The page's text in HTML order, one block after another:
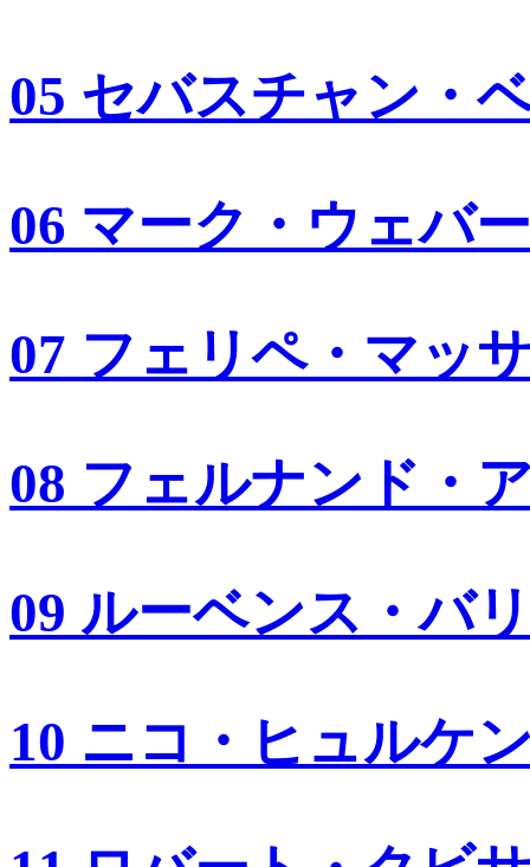
05 セバスチャン・
06 マーク・ウェバー
07 フェリペ・マッ
08 フェルナンド・
09 ルーベンス・バ
10 ニコ・ヒュルケ